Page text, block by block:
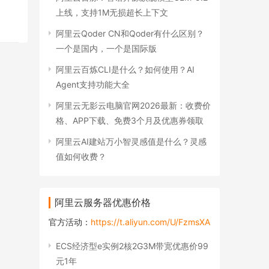
上线，支持1M无损超长上下文
阿里云Qoder CN和Qoder有什么区别？
一个是国内，一个是国际版
阿里云百炼CLI是什么？如何使用？AI
Agent支持功能大全
阿里云无影云电脑官网2026最新：收费价
格、APP下载、免费3个月及优惠券领取
阿里云AI建站万小智灵感值是什么？灵感
值如何收费？
阿里云服务器优惠价格
官方活动： https://t.aliyun.com/U/FzmsXA
ECS经济型e实例2核2G3M带宽优惠价99
元1年